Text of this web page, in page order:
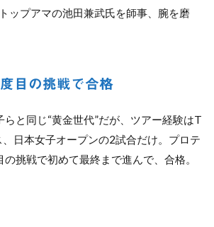
ップアマの池田兼武氏を師事、腕を磨
目の挑戦で合格
と同じ“黄金世代”だが、ツアー経験はT
日本女子オープンの2試合だけ。プロテ
挑戦で初めて最終まで進んで、合格。